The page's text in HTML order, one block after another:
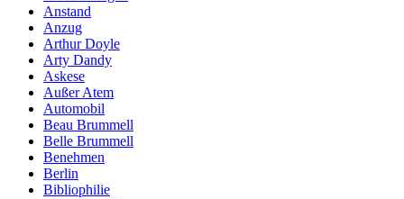
Anstand
Anzug
Arthur Doyle
Arty Dandy
Askese
Außer Atem
Automobil
Beau Brummell
Belle Brummell
Benehmen
Berlin
Bibliophilie